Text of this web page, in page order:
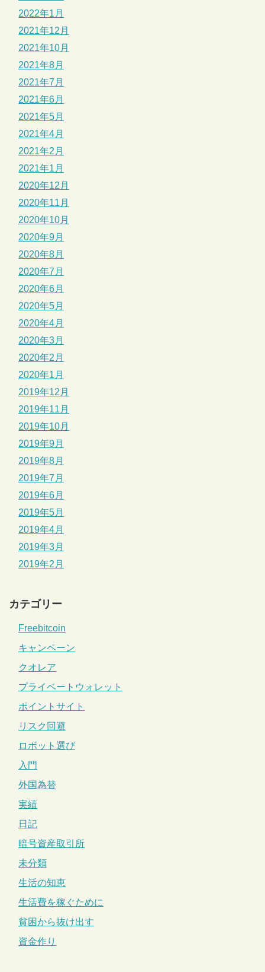
2022年1月
2021年12月
2021年10月
2021年8月
2021年7月
2021年6月
2021年5月
2021年4月
2021年2月
2021年1月
2020年12月
2020年11月
2020年10月
2020年9月
2020年8月
2020年7月
2020年6月
2020年5月
2020年4月
2020年3月
2020年2月
2020年1月
2019年12月
2019年11月
2019年10月
2019年9月
2019年8月
2019年7月
2019年6月
2019年5月
2019年4月
2019年3月
2019年2月
カテゴリー
Freebitcoin
キャンペーン
クオレア
プライベートウォレット
ポイントサイト
リスク回避
ロボット選び
入門
外国為替
実績
日記
暗号資産取引所
未分類
生活の知恵
生活費を稼ぐために
貧困から抜け出す
資金作り